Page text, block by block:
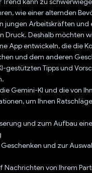
wie einer alternden
jungen Arbeitskräften und
Druck. Deshalb möchten
App entwickeln, die die
und dem anderen
gestützten Tipps und
Gemini-KI und die von
um Ihnen
und zum Aufbau
und zur
Nachrichten von Ihrem